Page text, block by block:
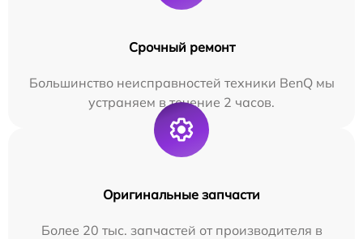
Срочный ремонт
Большинство неисправностей техники BenQ мы
устраняем в течение 2 часов.
Оригинальные запчасти
Более 20 тыс. запчастей от производителя в